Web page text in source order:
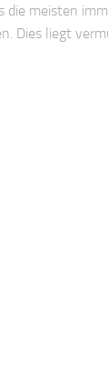
die meisten
Dies liegt